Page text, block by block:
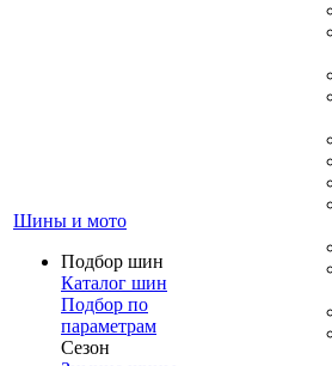
Шины и мото
Подбор шин
Каталог шин
Подбор по
параметрам
Сезон